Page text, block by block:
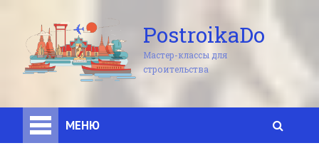
PostroikaDo
Мастер-классы для
строительства
МЕНЮ